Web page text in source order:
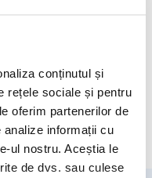
conținutul și
rețele sociale și pentru
oferim partenerilor de
analize informații cu
ul nostru. Aceștia le
de dvs. sau culese